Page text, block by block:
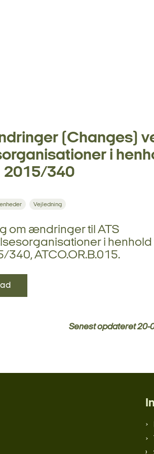
(Changes)
i
2015/340
Vejledning
om ændringer til ATS
i henhold
340, ATCO.OR.B.015.
Senest opdateret20-